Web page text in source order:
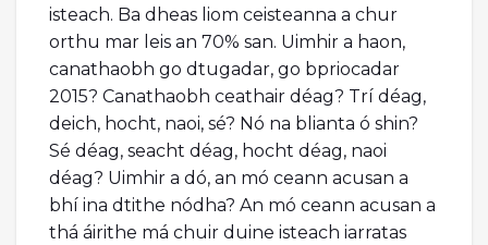
isteach. Ba dheas liom ceisteanna a chur
orthu mar leis an 70% san. Uimhir a haon,
canathaobh go dtugadar, go bpriocadar
2015? Canathaobh ceathair déag? Trí déag,
deich, hocht, naoi, sé? Nó na blianta ó shin?
Sé déag, seacht déag, hocht déag, naoi
déag? Uimhir a dó, an mó ceann acusan a
bhí ina dtithe nódha? An mó ceann acusan a
thá áirithe má chuir duine isteach iarratas